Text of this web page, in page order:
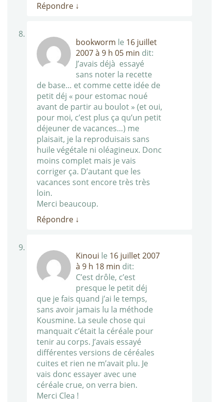
Répondre ↓
bookworm le 16 juillet
2007 à 9 h 05 min dit:
J’avais déjà essayé
sans noter la recette
de base… et comme cette idée de
petit déj « pour estomac noué
avant de partir au boulot » (et oui,
pour moi, c’est plus ça qu’un petit
déjeuner de vacances…) me
plaisait, je la reproduisais sans
huile végétale ni oléagineux. Donc
moins complet mais je vais
corriger ça. D’autant que les
vacances sont encore très très
loin.
Merci beaucoup.
Répondre ↓
Kinoui le 16 juillet 2007
à 9 h 18 min dit:
C’est drôle, c’est
presque le petit déj
que je fais quand j’ai le temps,
sans avoir jamais lu la méthode
Kousmine. La seule chose qui
manquait c’était la céréale pour
tenir au corps. J’avais essayé
différentes versions de céréales
cuites et rien ne m’avait plu. Je
vais donc essayer avec une
céréale crue, on verra bien.
Merci Clea !